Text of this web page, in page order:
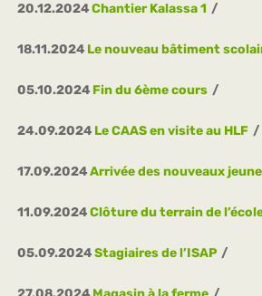
20.12.2024Chantier Kalassa 1
18.11.2024 Le nouveau bâtiment
05.10.2024 Fin du 6ème cours
24.09.2024 Le CAAS en visite au HLF
17.09.2024Arrivée des nouveaux
11.09.2024Clôture du terrain de
05.09.2024Stagiaires de l’ISAP